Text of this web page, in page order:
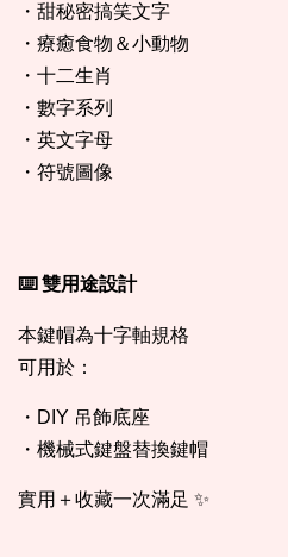
・甜秘密搞笑文字
・療癒食物＆小動物
・十二生肖
・數字系列
・英文字母
・符號圖像
⌨️ 雙用途設計
本鍵帽為十字軸規格
可用於：
・DIY 吊飾底座
・機械式鍵盤替換鍵帽
實用＋收藏一次滿足 ✨